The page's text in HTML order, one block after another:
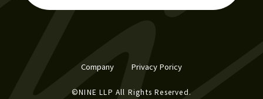
Company Privacy Poricy
©NINE LLP All Rights Reserved.